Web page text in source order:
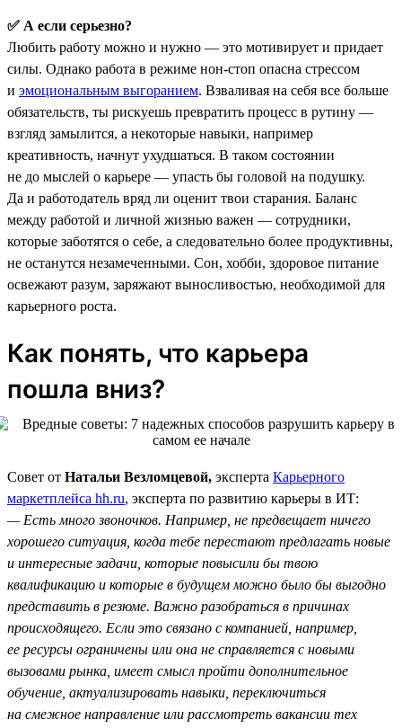
✅ А если серьезно?
Любить работу можно и нужно — это мотивирует и придает
силы. Однако работа в режиме нон-стоп опасна стрессом
и эмоциональным выгоранием. Взваливая на себя все больше
обязательств, ты рискуешь превратить процесс в рутину —
взгляд замылится, а некоторые навыки, например
креативность, начнут ухудшаться. В таком состоянии
не до мыслей о карьере — упасть бы головой на подушку.
Да и работодатель вряд ли оценит твои старания. Баланс
между работой и личной жизнью важен — сотрудники,
которые заботятся о себе, а следовательно более продуктивны,
не останутся незамеченными. Сон, хобби, здоровое питание
освежают разум, заряжают выносливостью, необходимой для
карьерного роста.
Как понять, что карьера
пошла вниз?
Совет от Натальи Везломцевой, эксперта Карьерного
маркетплейса hh.ru, эксперта по развитию карьеры в ИТ:
— Есть много звоночков. Например, не предвещает ничего
хорошего ситуация, когда тебе перестают предлагать новые
и интересные задачи, которые повысили бы твою
квалификацию и которые в будущем можно было бы выгодно
представить в резюме. Важно разобраться в причинах
происходящего. Если это связано с компанией, например,
ее ресурсы ограничены или она не справляется с новыми
вызовами рынка, имеет смысл пройти дополнительное
обучение, актуализировать навыки, переключиться
на смежное направление или рассмотреть вакансии тех